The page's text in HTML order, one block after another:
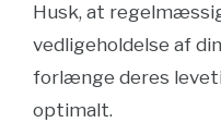
Husk, at
vedligeholdelse af
forlænge deres
optimalt.